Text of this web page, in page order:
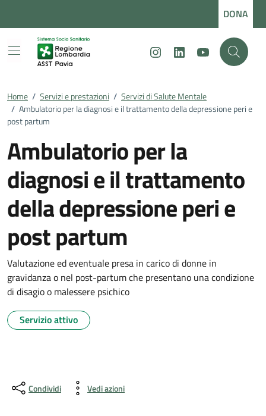
DONA
InstagramLinkedInYoutube
Home / Servizi e prestazioni / Servizi di Salute Mentale
/ Ambulatorio per la diagnosi e il trattamento della depressione peri e
post partum
Ambulatorio per la
diagnosi e il trattamento
della depressione peri e
post partum
Valutazione ed eventuale presa in carico di donne in
gravidanza o nel post-partum che presentano una condizione
di disagio o malessere psichico
Servizio attivo
Condividi Vedi azioni